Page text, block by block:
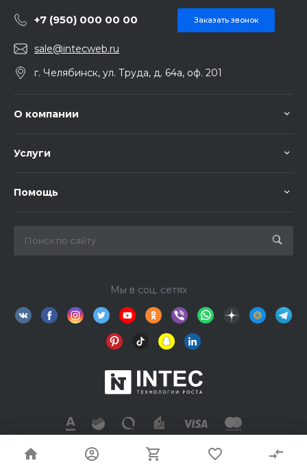
+7 (950) 000 00 00 Заказать звонок
sale@intecweb.ru
г. Челябинск, ул. Труда, д. 64а, оф. 201
О компании
Услуги
Помощь
Мы в соц. сетях
Информация на сайте не является публичной офертой.